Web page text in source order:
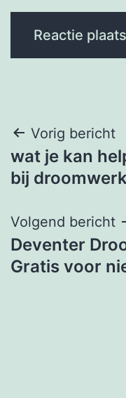
Vorig bericht
wat je kan
bij droomwerk
Volgend bericht
Deventer
Gratis voor